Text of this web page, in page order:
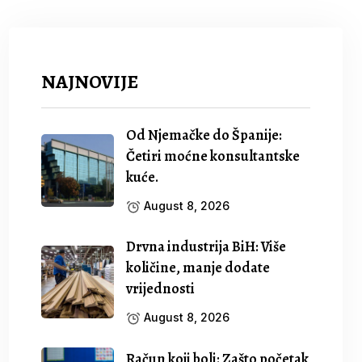
NAJNOVIJE
Od Njemačke do Španije:
Četiri moćne konsultantske
kuće.
August 8, 2026
Drvna industrija BiH: Više
količine, manje dodate
vrijednosti
August 8, 2026